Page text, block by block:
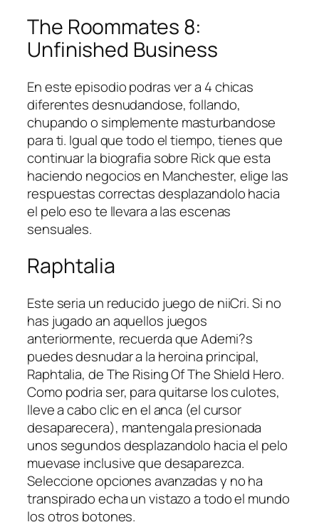
The Roommates 8:
Unfinished Business
En este episodio podras ver a 4 chicas
diferentes desnudandose, follando,
chupando o simplemente masturbandose
para ti. Igual que todo el tiempo, tienes que
continuar la biografia sobre Rick que esta
haciendo negocios en Manchester, elige las
respuestas correctas desplazandolo hacia
el pelo eso te llevara a las escenas
sensuales.
Raphtalia
Este seri­a un reducido juego de niiCri. Si no
has jugado an aquellos juegos
anteriormente, recuerda que Ademi?s
puedes desnudar a la heroina principal,
Raphtalia, de The Rising Of The Shield Hero.
Como podri­a ser, para quitarse los culotes,
lleve a cabo clic en el anca (el cursor
desaparecera), mantengala presionada
unos segundos desplazandolo hacia el pelo
muevase inclusive que desaparezca.
Seleccione opciones avanzadas y no ha
transpirado echa un vistazo a todo el mundo
los otros botones.